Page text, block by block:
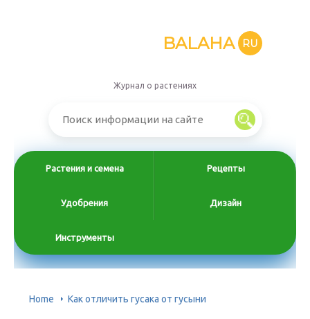
BALAHA RU
Журнал о растениях
Растения и семена Рецепты
Удобрения Дизайн
Инструменты
Home Как отличить гусака от гусыни